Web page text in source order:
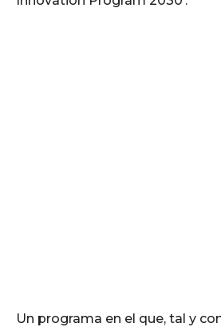
Un programa en el que, tal y